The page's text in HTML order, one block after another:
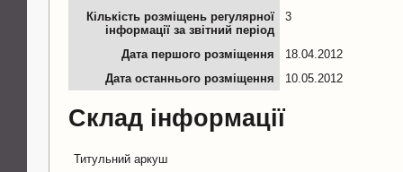
Кількість розміщень регулярної
інформації за звітний період
3
Дата першого розміщення
18.04.2012
Дата останнього розміщення
10.05.2012
Склад інформації
Титульний аркуш